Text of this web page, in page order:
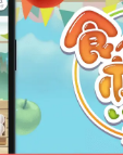
の野菜室
着後すぐに